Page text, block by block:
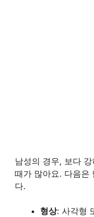
남성의 경우, 보다
때가 많아요. 다음은
다.
형상: 사각형